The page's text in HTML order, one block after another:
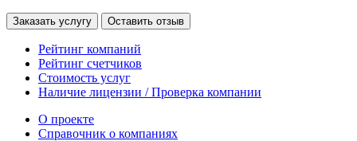
Заказать услугу Оставить отзыв
Рейтинг компаний
Рейтинг счетчиков
Стоимость услуг
Наличие лицензии / Проверка компании
О проекте
Справочник о компаниях